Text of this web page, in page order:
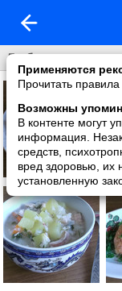
Применяются
Прочитать
Возможны
В контенте могут
информация.
средств,
вред здоровью, их
установленную
Люблю готовить